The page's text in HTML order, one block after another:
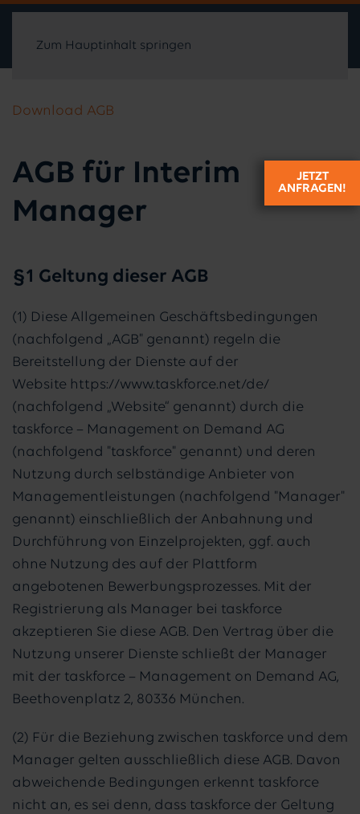
Zum Hauptinhalt springen
Download AGB
AGB für Interim
Manager
§1 Geltung dieser AGB
(1) Diese Allgemeinen Geschäftsbedingungen
(nachfolgend „AGB" genannt) regeln die
Bereitstellung der Dienste auf der
Website https://www.taskforce.net/de/
(nachfolgend „Website“ genannt) durch die
taskforce – Management on Demand AG
(nachfolgend "taskforce" genannt) und deren
Nutzung durch selbständige Anbieter von
Managementleistungen (nachfolgend "Manager"
genannt) einschließlich der Anbahnung und
Durchführung von Einzelprojekten, ggf. auch
ohne Nutzung des auf der Plattform
angebotenen Bewerbungsprozesses. Mit der
Registrierung als Manager bei taskforce
akzeptieren Sie diese AGB. Den Vertrag über die
Nutzung unserer Dienste schließt der Manager
mit der taskforce – Management on Demand AG,
Beethovenplatz 2, 80336 München.
(2) Für die Beziehung zwischen taskforce und dem
Manager gelten ausschließlich diese AGB. Davon
abweichende Bedingungen erkennt taskforce
nicht an, es sei denn, dass taskforce der Geltung
JETZT
ANFRAGEN!